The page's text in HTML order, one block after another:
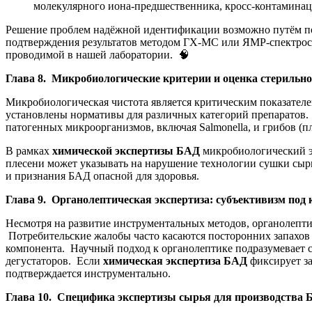
молекулярного иона-предшественника, кросс-
Решение проблем надёжной идентификации возможно путём
подтверждения результатов методом ГХ-МС или ЯМР-
проводимой в нашей лаборатории. 🧠
Глава 8. Микробиологические критерии и оценка
Микробиологическая чистота является критическим
установлены нормативы для различных категорий
патогенных микроорганизмов, включая Salmonella, и грибов
В рамках химической экспертизы БАД микробиологический
плесени может указывать на нарушение технологии сушки
и признания БАД опасной для здоровья.
Глава 9. Органолептическая экспертиза: субъективизм под
Несмотря на развитие инструментальных методов,
Потребительские жалобы часто касаются посторонних
компонента. Научный подход к органолептике подразумевает
дегустаторов. Если химическая экспертиза БАД фиксирует
подтверждается инструментально.
Глава 10. Специфика экспертизы сырья для производства